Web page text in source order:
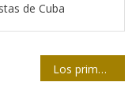
de Cuba
Los primeros días como trabajadores